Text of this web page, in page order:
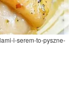
i-serem-to-pyszne-